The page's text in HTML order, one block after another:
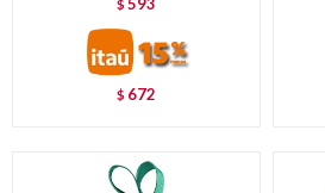
$ 672